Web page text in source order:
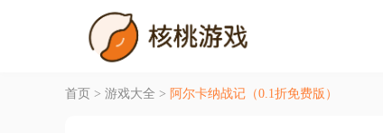
首页 > 游戏大全 > 阿尔卡纳战记（0.1折免费版）